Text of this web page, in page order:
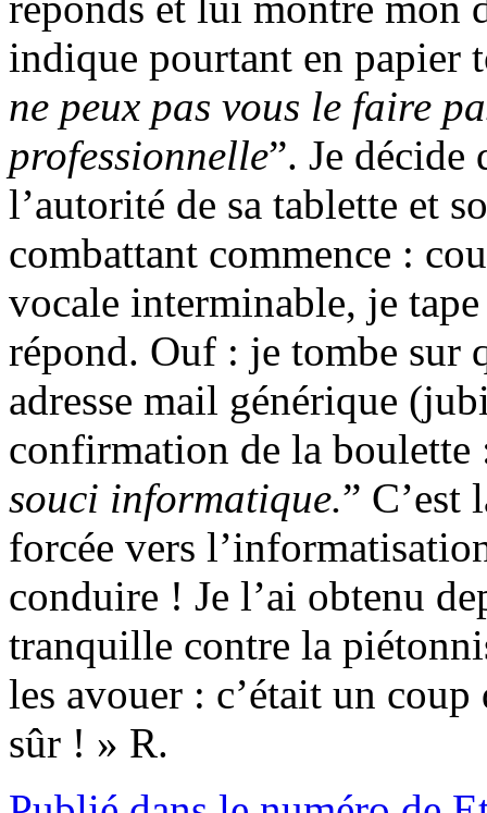
indique pourtant en papier
ne peux pas vous le faire
professionnelle”. Je décide
l’autorité de sa tablette et
combattant commence :
vocale interminable, je
répond. Ouf : je tombe sur
adresse mail générique
confirmation de la boulette
souci informatique.” C’est
forcée vers
conduire ! Je l’ai obtenu
tranquille contre la
les avouer : c’était un
sûr ! » R.